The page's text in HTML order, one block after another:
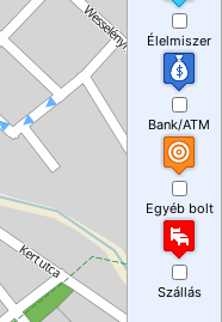
Élelmiszer
Bank/ATM
Egyéb bolt
Szállás